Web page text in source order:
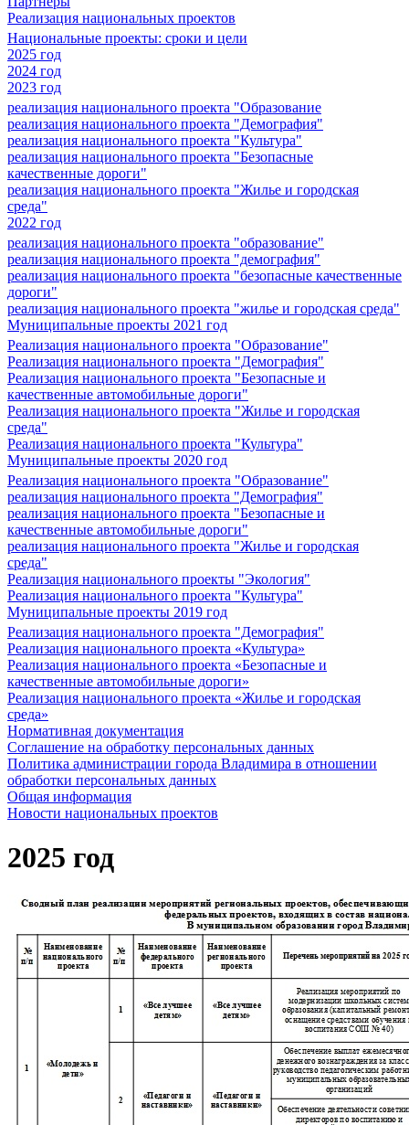
Реализация национальных проектов
Национальные проекты: сроки и цели
2025 год
2024 год
2023 год
реализация национального проекта "Образование
реализация национального проекта "Демография"
реализация национального проекта "Культура"
реализация национального проекта "Безопасные
качественные дороги"
реализация национального проекта "Жилье и городская
среда"
2022 год
реализация национального проекта "образование"
реализация национального проекта "демография"
реализация национального проекта "безопасные качественные
дороги"
реализация национального проекта "жилье и городская среда"
Муниципальные проекты 2021 год
Реализация национального проекта "Образование"
Реализация национального проекта "Демография"
Реализация национального проекта "Безопасные и
качественные автомобильные дороги"
Реализация национального проекта "Жилье и городская
среда"
Реализация национального проекта "Культура"
Муниципальные проекты 2020 год
Реализация национального проекта "Образование"
реализация национального проекта "Демография"
реализация национального проекта "Безопасные и
качественные автомобильные дороги"
реализация национального проекта "Жилье и городская
среда"
Реализация национального проекты "Экология"
Реализация национального проекта "Культура"
Муниципальные проекты 2019 год
Реализация национального проекта "Демография"
Реализация национального проекта «Культура»
Реализация национального проекта «Безопасные и
качественные автомобильные дороги»
Реализация национального проекта «Жилье и городская
среда»
Нормативная документация
Соглашение на обработку персональных данных
Политика администрации города Владимира в отношении
обработки персональных данных
Общая информация
Новости национальных проектов
2025 год